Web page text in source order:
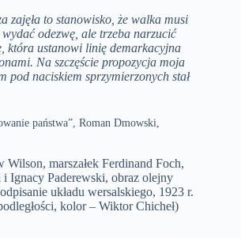
zajęła to stanowisko, że walka musi
odezwę, ale trzeba narzucić
która ustanowi linię demarkacyjna
Na szczęście propozycja moja
pod naciskiem sprzymierzonych stał
państwa”, Roman Dmowski,
Wilson, marszałek Ferdinand Foch,
Ignacy Paderewski, obraz olejny
układu wersalskiego, 1923 r.
kolor – Wiktor Chicheł)